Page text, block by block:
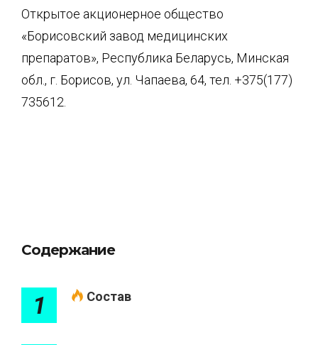
Открытое акционерное общество
«Борисовский завод медицинских
препаратов», Республика Беларусь, Минская
обл., г. Борисов, ул. Чапаева, 64, тел. +375(177)
735612.
Содержание
1 Состав